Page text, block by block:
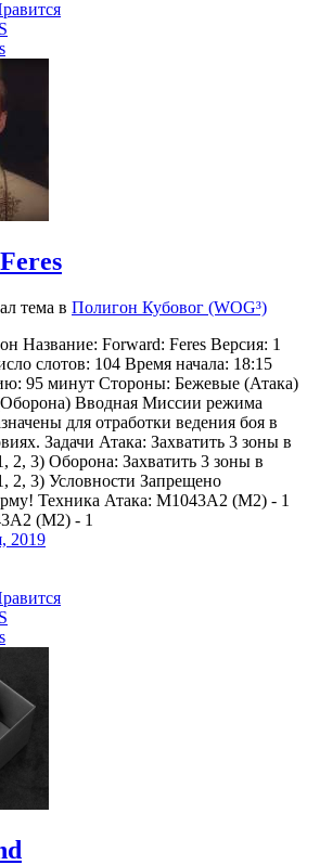
тема в Полигон Кубовог (WOG³)
Название: Forward: Feres Версия: 1
слотов: 104 Время начала: 18:15
95 минут Стороны: Бежевые (Атака)
Вводная Миссии режима
для отработки ведения боя в
Задачи Атака: Захватить 3 зоны в
2, 3) Оборона: Захватить 3 зоны в
2, 3) Условности Запрещено
Техника Атака: M1043A2 (M2) - 1
(M2) - 1
2019